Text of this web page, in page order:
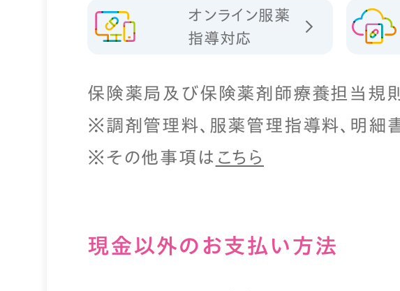
オンライン服薬
指導対応
保険薬局及び保険薬剤師療養担当規
※調剤管理料、服薬管理指導料、明細
※その他事項は こちら
現⾦以外のお⽀払い⽅法